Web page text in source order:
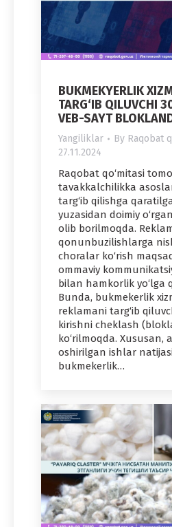
BUKMEKYERLIK
TARG‘IB QILUVCHI
VEB-SAYT
Yangiliklar By Raqobat
27.11.2024
Raqobat qo‘mitasi
tavakkalchilikka
targ‘ib qilishga
yuzasidan doimiy
olib borilmoqda.
qonunbuzilishlarga
choralar ko‘rish
ommaviy
bilan hamkorlik yo‘lga
Bunda, bukmekerlik
reklamani targ‘ib
kirishni cheklash
ko‘rilmoqda. Xususan,
oshirilgan ishlar
bukmekerlik…